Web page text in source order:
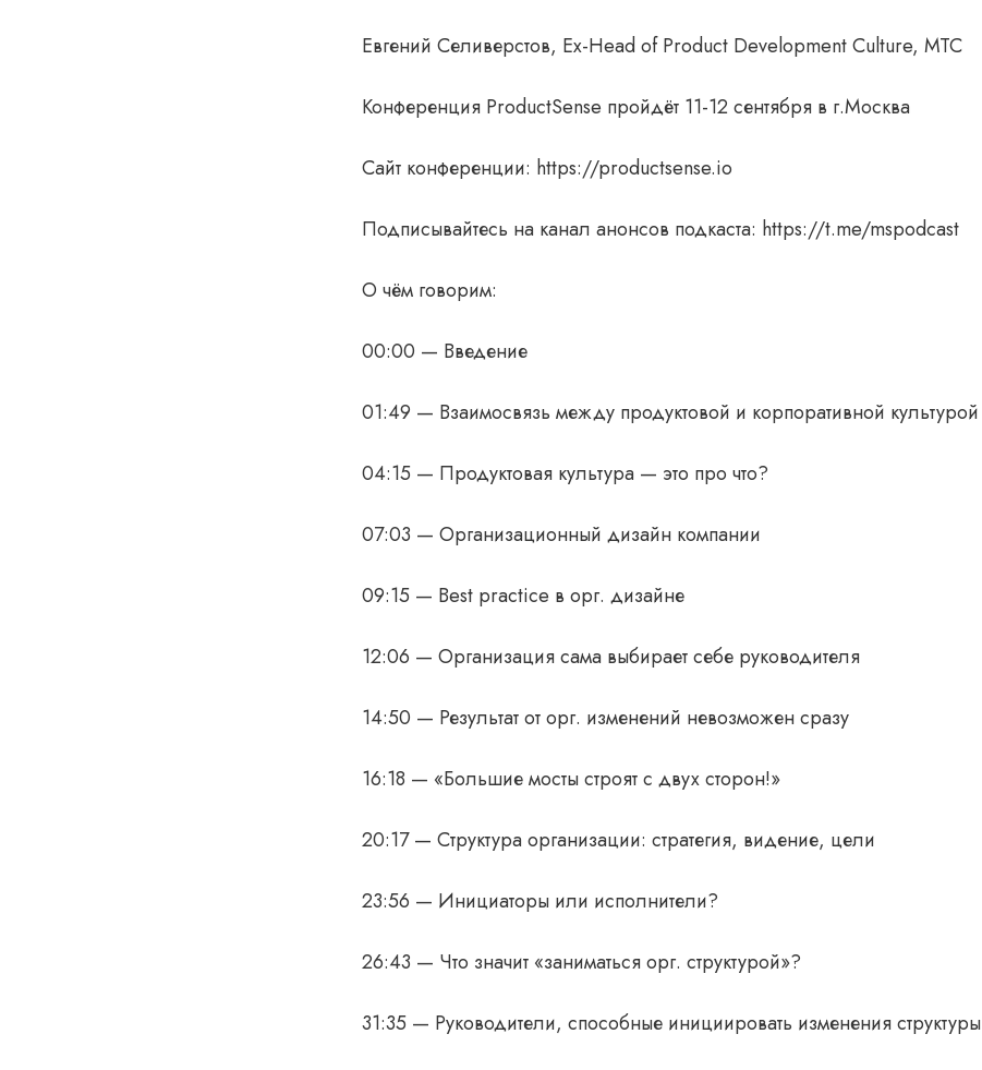
Евгений Селиверстов, Ex-Head of Product Development Culture, МТС
Конференция ProductSense пройдёт 11-12 сентября в г.Москва
Сайт конференции: https://productsense.io
Подписывайтесь на канал анонсов подкаста: https://t.me/mspodcast
О чём говорим:
00:00 — Введение
01:49 — Взаимосвязь между продуктовой и корпоративной культурой
04:15 — Продуктовая культура — это про что?
07:03 — Организационный дизайн компании
09:15 — Best practice в орг. дизайне
12:06 — Организация сама выбирает себе руководителя
14:50 — Результат от орг. изменений невозможен сразу
16:18 — «Большие мосты строят с двух сторон!»
20:17 — Структура организации: стратегия, видение, цели
23:56 — Инициаторы или исполнители?
26:43 — Что значит «заниматься орг. структурой»?
31:35 — Руководители, способные инициировать изменения структуры